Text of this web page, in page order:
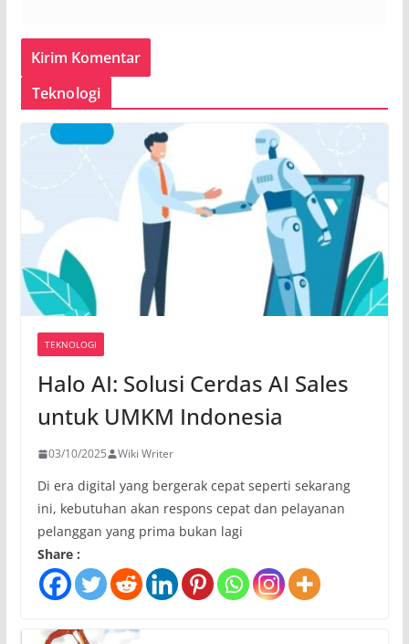
Teknologi
TEKNOLOGI
Halo AI: Solusi Cerdas AI Sales
untuk UMKM Indonesia
03/10/2025 Wiki Writer
Di era digital yang bergerak cepat seperti sekarang
ini, kebutuhan akan respons cepat dan pelayanan
pelanggan yang prima bukan lagi
Share :